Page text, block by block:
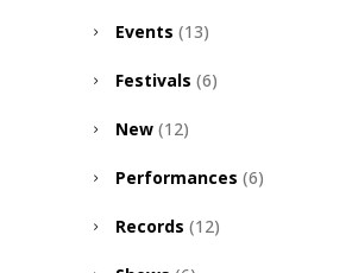
Events (13)
Festivals (6)
New (12)
Performances (6)
Records (12)